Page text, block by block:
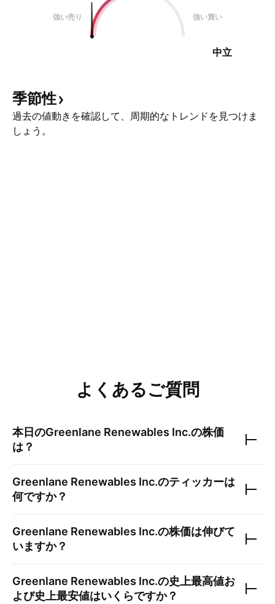
強い売り 強い買い
中立
季節性
過去の値動きを確認して、周期的なトレンドを見つけま
しょう。
よくあるご質問
本日のGreenlane Renewables Inc.の株価
は？
Greenlane Renewables Inc.のティッカーは
何ですか？
Greenlane Renewables Inc.の株価は伸びて
いますか？
Greenlane Renewables Inc.の史上最高値お
よび史上最安値はいくらですか？